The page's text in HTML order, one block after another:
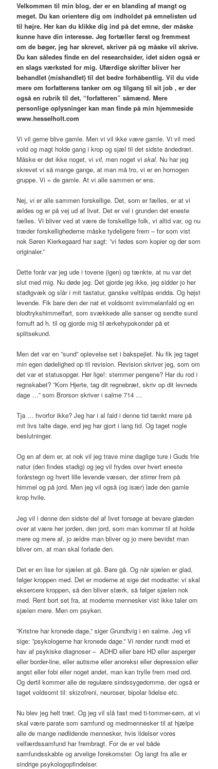
Velkommen til min blog, der er en blanding af mangt og
meget. Du kan orientere dig om indholdet på emnelisten ud
til højre. Her kan du klikke dig ind på det emne, der måske
kunne have din interesse. Jeg fortæller først og fremmest
om de bøger, jeg har skrevet, skriver på og måske vil skrive.
Du kan således finde en del researchsider, idet siden også er
en slags værksted for mig. Ufærdige skrifter bliver her
behandlet (mishandlet) til det bedre forhåbentlig. Vil du vide
mere om forfatterens tanker om og tilgang til sit job , er der
også en rubrik til det, “forfatteren” såmænd. Mere
personlige oplysninger kan man finde på min hjemmeside
www.hesselholt.com
Vi vil gerne blive gamle. Men vi vil ikke væregamle. Vi vil med
vold og magt holde gang i krop og sjæl til det sidste åndedræt.
Måske er det ikke noget, vi vil, men noget viskal. Nu har jeg
skrevet vi så mange gange, at man må tro, vi er en homogen
gruppe. Vi = de gamle. At vi alle sammen er ens.
Nej, vi er alle sammen forskellige. Det, som er fælles, er at vi
ældes og er på vej ud af livet. Det er vel i grunden det eneste
fælles. Vi bliver ved at være de forskellige folk, vi altid var, og nu
træder forskellighederne måske tydeligere frem – for som vist
nok Søren Kierkegaard har sagt: ”vi fødes som kopier og dør som
originaler.”
Dette forår var jeg ude i tovene (igen) og tænkte, at nu var det
slut med mig. Nu døde jeg. Det gjorde jeg ikke, jeg sidder jo her
stadigvæk og slår i mit tastatur, ganske veltilpas endda. Og højst
levende. Fik bare den der nat et voldsomt svimmelanfald og en
blodtrykshimmelfart, som svækkede alle sanser og sendte sund
fornuft ad h. til og gjorde mig til ærkehypokonder på et
splitsekund.
Men det var en ”sund” oplevelse set i bakspejlet. Nu fik jeg taget
min egen dødelighed op til revision. Revision skriver jeg, som om
det var et statusopgør. Hør lige!: stemmer pengene? Har du rod i
regnskabet? ”Kom Hjerte, tag dit regnebræt, skriv op dit levneds
dage …” som Brorson skriver i salme 714 …
Tja … hvorfor ikke? Jeg har i al fald i denne tid tænkt mere på
mit livs talte dage, end jeg har gjort i lang tid. Og taget nogle
beslutninger.
Og en af dem er, at nok vil jeg trave mine daglige ture i Guds frie
natur (den findes stadig) og jeg vil frydes over hvert eneste
forårstegn og hvert lille levende væsen, der stirrer frem på
himmel og på jord. Men jeg vil også (og især) lade den gamle
krop hvile.
Jeg vil i denne den sidste del af livet forsøge at bevare glæden
over at være her jorden, den jord, som man kommer til at holde
mere og mere af, jo ældre man bliver og jo mere bevidst man
bliver om, at man skal forlade den.
Det er en lise for sjælen at gå. Bare gå. Og når sjælen er glad,
følger kroppen med. Det er moderne at sige det modsatte: vi skal
eksercere kroppen, så den bliver stærk, så følger sjælen nok
med. Rent bort set fra, at moderne mennesker vist ikke taler om
sjælen mere. Men om psyken.
”Kristne har kronede dage,” siger Grundtvig i en salme. Jeg vil
sige: ”psykologerne har kronede dage.” Vi render rundt med et
hav af psykiske diagnoser – ADHD eller bare HD eller asperger
eller border-line, eller autisme eller anoreksi eller depression eller
angst eller fobi eller noget andet, man kan trylle frem med ord.
Og dertil kommer alle de regulære sindssygedomme, der også er
taget voldsomt til: skizofreni, neuroser, bipolar lidelse etc.
Nu blev jeg helt træt. Og jeg vil slå fast med ti-tommer-søm, at vi
skal være parate som samfund og medmennesker til at hjælpe
alle de mange nødlidende mennesker, hvis lidelser vores
velfærdssamfund har frembragt. For de er vel både
samfundsskabte og arvelige forekomster. Og langt fra alle er
sindrige psykologopfindelser.